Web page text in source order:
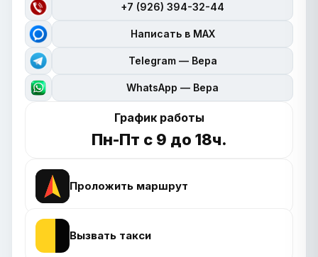
+7 (926) 394-32-44
Написать в MAX
Telegram — Вера
WhatsApp — Вера
График работы
Пн-Пт с 9 до 18ч.
Проложить маршрут
Вызвать такси